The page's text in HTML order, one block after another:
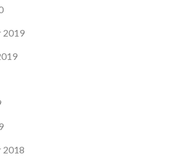
2019
2018